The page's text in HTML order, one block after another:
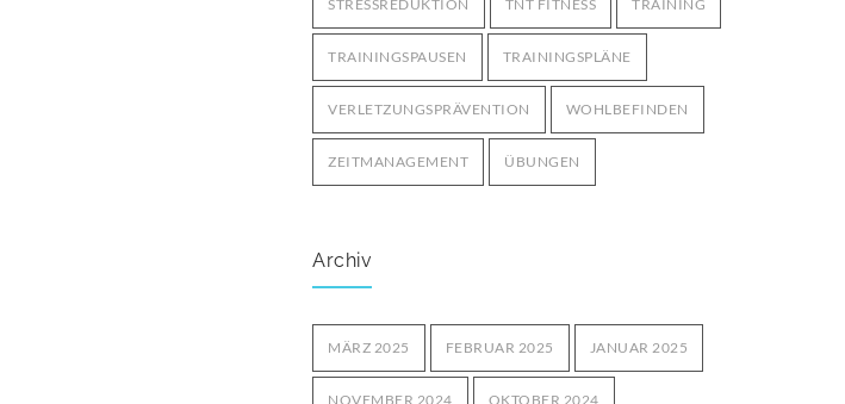
STRESSREDUKTION TNT FITNESS TRAINING
TRAININGSPAUSEN TRAININGSPLÄNE
VERLETZUNGSPRÄVENTION WOHLBEFINDEN
ZEITMANAGEMENT ÜBUNGEN
Archiv
MÄRZ 2025 FEBRUAR 2025 JANUAR 2025
NOVEMBER 2024 OKTOBER 2024